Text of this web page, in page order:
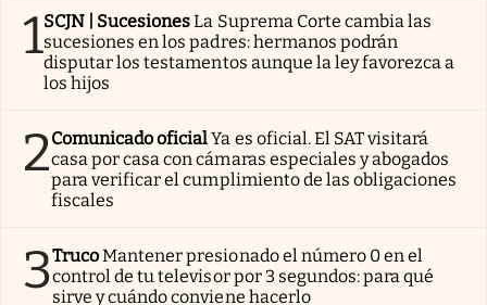
1SCJN | SucesionesLa Suprema Corte cambia las
sucesiones en los padres: hermanos podrán
disputar los testamentos aunque la ley favorezca a
los hijos
2Comunicado oficialYa es oficial. El SAT visitará
casa por casa con cámaras especiales y abogados
para verificar el cumplimiento de las obligaciones
fiscales
3TrucoMantener presionado el número 0 en el
control de tu televisor por 3 segundos: para qué
sirve y cuándo conviene hacerlo